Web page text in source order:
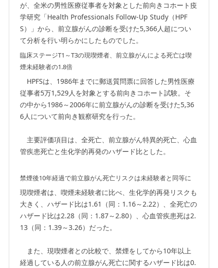
が、全米の男性医療従事者を対象とした前向きコホート疫
学研究「Health Professionals Follow-Up Study（HPF
S）」から、前立腺がんの診断を受けた5,366人超につい
て分析を行い明らかにしたものでした。
臨床ステージT1～T3の現喫煙者、前立腺がんによる死亡は喫
煙未経験者の1.8倍
HPFSは、1986年までに郵送質問票に回答した男性医療
従事者5万1,529人を対象とする前向きコホート試験。そ
の中から1986～2006年に前立腺がんの診断を受けた5,36
6人について前向き観察研究を行った。
主要評価項目は、全死亡、前立腺がん特異的死亡、心血
管疾患死亡と生化学的再発のハザード比とした。
禁煙後10年経過で前立腺がん死亡リスクは未経験者と同等に
現喫煙者は、喫煙未経験者に比べ、生化学的再発リスクも
大きく、ハザード比は1.61（同：1.16～2.22）、全死亡の
ハザード比は2.28（同：1.87～2.80）、心血管疾患死は2.
13（同：1.39～3.26）だった。
また、現喫煙者との比較で、禁煙をしてから10年以上
経過している人の前立腺がん死亡に関するハザード比は0.